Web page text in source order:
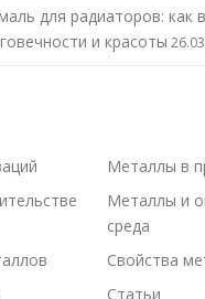
для радиаторов: как
и красоты
Металлы в
Металлы и
среда
Свойства
Статьи